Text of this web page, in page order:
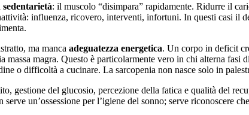
sedentarietà: il muscolo “disimpara” rapidamente. Ridurre il
influenza, ricovero, interventi, infortuni. In questi casi il
ma manca adeguatezza energetica. Un corpo in deficit
massa magra. Questo è particolarmente vero in chi alterna
o difficoltà a cucinare. La sarcopenia non nasce solo in
gestione del glucosio, percezione della fatica e qualità del
un’ossessione per l’igiene del sonno; serve riconoscere